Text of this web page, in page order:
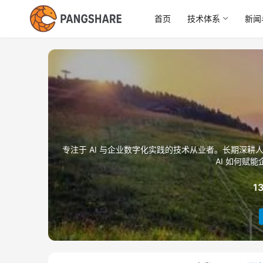
首页 技术体系 新闻
专注于 AI 与企业数字化实践的技术从业者。长期深耕
AI 如何赋能
13